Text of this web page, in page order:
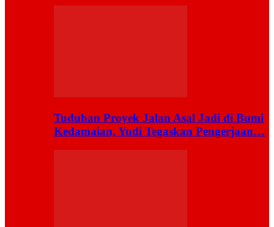
Tuduhan Proyek Jalan Asal Jadi di Bumi
Kedamaian, Yudi Tegaskan Pengerjaan…